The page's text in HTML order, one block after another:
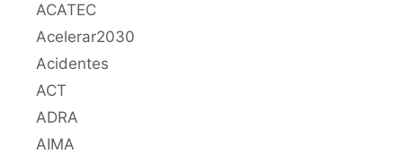
ACATEC
Acelerar2030
Acidentes
ACT
ADRA
AIMA